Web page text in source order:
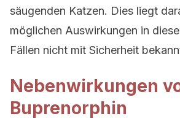
säugenden Katzen. Dies liegt
möglichen Auswirkungen in
Fällen nicht mit Sicherheit
Nebenwirkungen
Buprenorphin